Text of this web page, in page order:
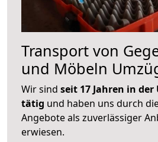
Transport von
und Möbeln
Wir sind seit 17 Jahren in
tätig und haben uns durch
Angebote als zuverlässiger
erwiesen.